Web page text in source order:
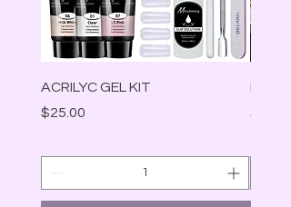
ACRILYC GEL KIT
Precio
$25.00
Precio
$30.00